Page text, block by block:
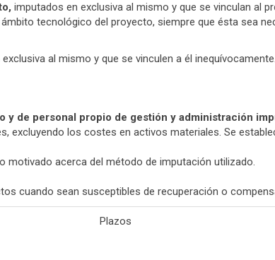
imputados en exclusiva al mismo y que se vinculan al
tecnológico del proyecto, siempre que ésta sea
al mismo y que se vinculen a él
de personal propio de gestión y administración
excluyendo los costes en activos materiales. Se
motivado acerca del método de imputación utilizado.
cuando sean susceptibles de recuperación o
Plazos